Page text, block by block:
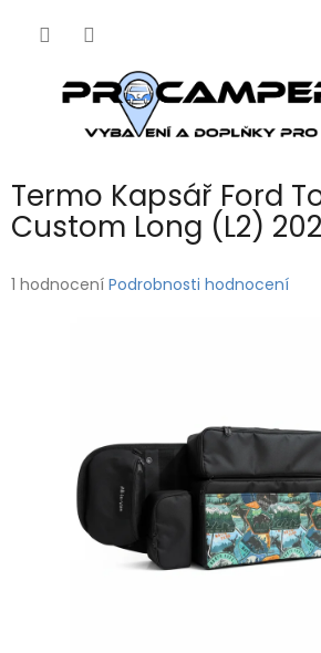
Termo Kapsář Ford
Custom Long (L2)
Průměrné
1 hodnocení Podrobnosti hodnocení